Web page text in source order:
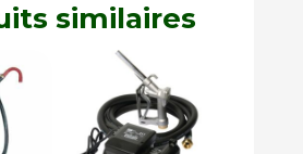
similaires